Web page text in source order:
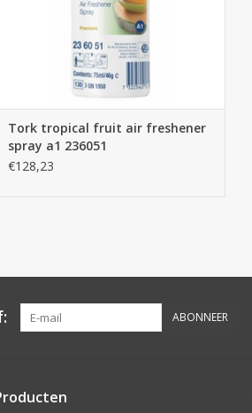
Tork tropical fruit air freshener
spray a1 236051
€128,23
ABONNEER